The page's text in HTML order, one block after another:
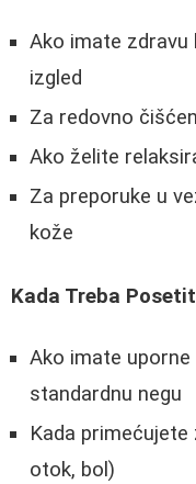
Ako imate zdravu
izgled
Za redovno
Ako želite
Za preporuke u
kože
Kada Treba
Ako imate uporne
standardnu negu
Kada
otok, bol)